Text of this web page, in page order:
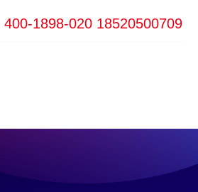
400-1898-020 18520500709